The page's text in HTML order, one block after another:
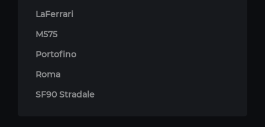
LaFerrari
M575
Portofino
Roma
SF90 Stradale